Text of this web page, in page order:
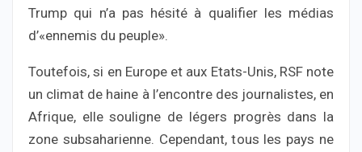
Trump qui n’a pas hésité à qualifier les médias
d’«ennemis du peuple».
Toutefois, si en Europe et aux Etats-Unis, RSF note
un climat de haine à l’encontre des journalistes, en
Afrique, elle souligne de légers progrès dans la
zone subsaharienne. Cependant, tous les pays ne